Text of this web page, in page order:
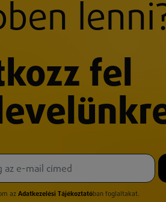
fel
az Adatkezelési Tájékoztatóban foglaltakat.